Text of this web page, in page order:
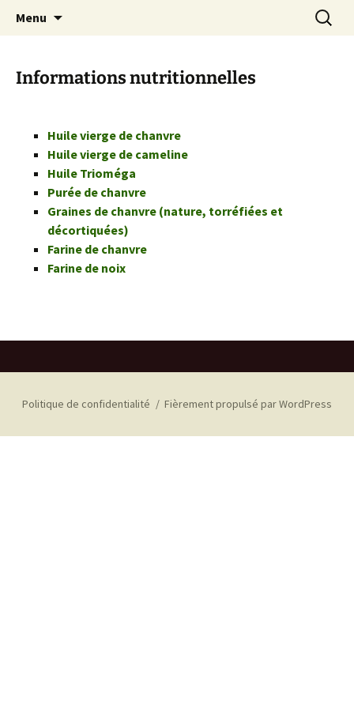
Ananda & Cie
Producteur, transformateur de chanvre
biologique en Rhône Alpes (huile de chanvre,
Menu
Informations nutritionnelles
Huile vierge de chanvre
Huile vierge de cameline
Huile Trioméga
Purée de chanvre
Graines de chanvre (nature, torréfiées et
décortiquées)
Farine de chanvre
Farine de noix
Politique de confidentialité Fièrement propulsé par WordPress